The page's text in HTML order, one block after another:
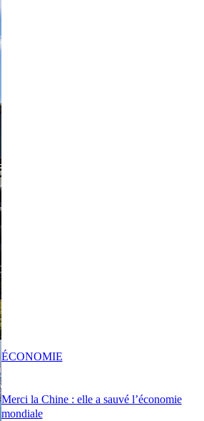
Merci la Chine : elle a sauvé l’économie
mondiale
ÉCONOMIE